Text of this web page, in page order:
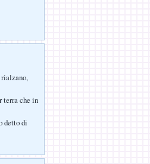
terra che in
detto di